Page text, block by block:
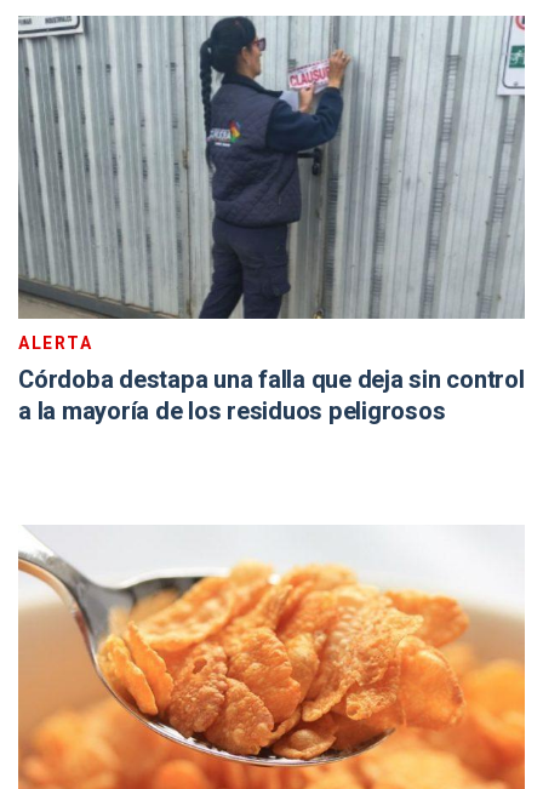
ALERTA
Córdoba destapa una falla que deja sin control
a la mayoría de los residuos peligrosos